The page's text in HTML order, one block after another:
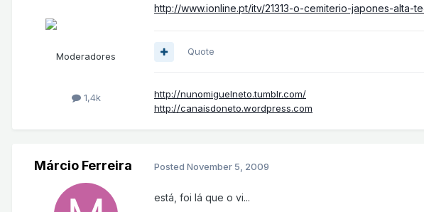
Moderadores
1,4k
http://www.ionline.pt/itv/21313-o-cemiterio-japones-alta-
Quote
http://nunomiguelneto.tumblr.com/
http://canaisdoneto.wordpress.com
Márcio Ferreira Posted November 5, 2009
está, foi lá que o vi...